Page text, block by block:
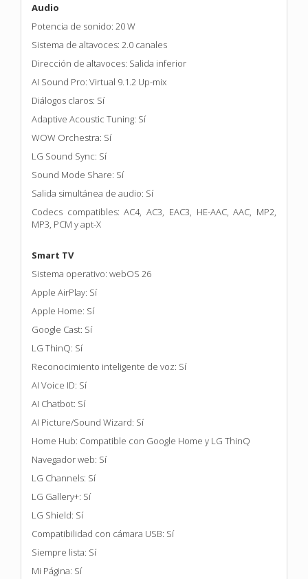
Audio
Potencia de sonido: 20 W
Sistema de altavoces: 2.0 canales
Dirección de altavoces: Salida inferior
AI Sound Pro: Virtual 9.1.2 Up-mix
Diálogos claros: Sí
Adaptive Acoustic Tuning: Sí
WOW Orchestra: Sí
LG Sound Sync: Sí
Sound Mode Share: Sí
Salida simultánea de audio: Sí
Codecs compatibles: AC4, AC3, EAC3, HE-AAC, AAC, MP2,
MP3, PCM y apt-X
Smart TV
Sistema operativo: webOS 26
Apple AirPlay: Sí
Apple Home: Sí
Google Cast: Sí
LG ThinQ: Sí
Reconocimiento inteligente de voz: Sí
AI Voice ID: Sí
AI Chatbot: Sí
AI Picture/Sound Wizard: Sí
Home Hub: Compatible con Google Home y LG ThinQ
Navegador web: Sí
LG Channels: Sí
LG Gallery+: Sí
LG Shield: Sí
Compatibilidad con cámara USB: Sí
Siempre lista: Sí
Mi Página: Sí